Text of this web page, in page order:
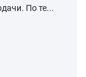
По те...